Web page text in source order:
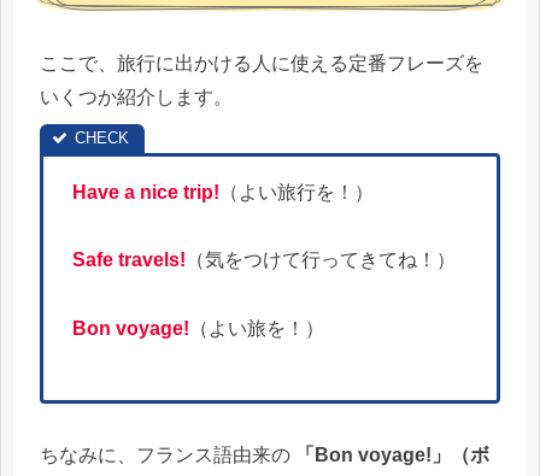
ここで、旅行に出かける人に使える定番フレーズを
いくつか紹介します。
Have a nice trip! （よい旅行を！）
Safe travels! （気をつけて行ってきてね！）
Bon voyage! （よい旅を！）
ちなみに、フランス語由来の
「Bon voyage!」（ボ